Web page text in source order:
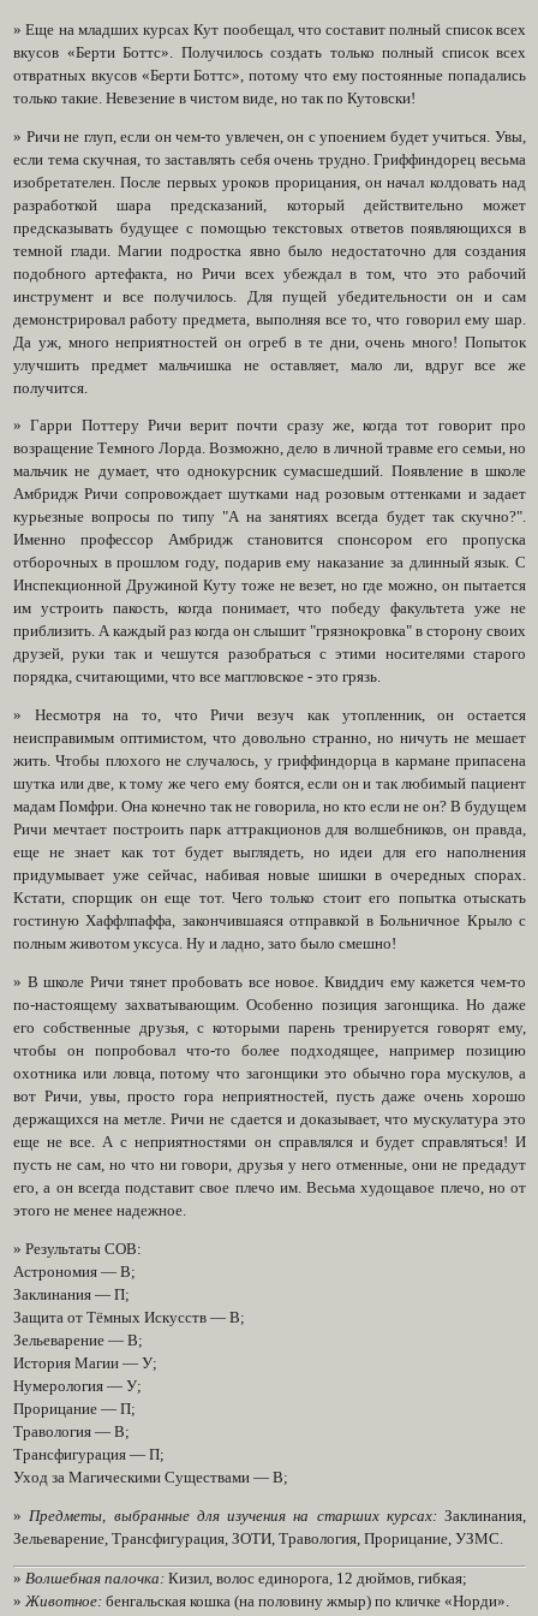
» Еще на младших курсах Кут пообещал, что составит полный список всех
вкусов «Берти Боттс». Получилось создать только полный список всех
отвратных вкусов «Берти Боттс», потому что ему постоянные попадались
только такие. Невезение в чистом виде, но так по Кутовски!
» Ричи не глуп, если он чем-то увлечен, он с упоением будет учиться. Увы,
если тема скучная, то заставлять себя очень трудно. Гриффиндорец весьма
изобретателен. После первых уроков прорицания, он начал колдовать над
разработкой шара предсказаний, который действительно может
предсказывать будущее с помощью текстовых ответов появляющихся в
темной глади. Магии подростка явно было недостаточно для создания
подобного артефакта, но Ричи всех убеждал в том, что это рабочий
инструмент и все получилось. Для пущей убедительности он и сам
демонстрировал работу предмета, выполняя все то, что говорил ему шар.
Да уж, много неприятностей он огреб в те дни, очень много! Попыток
улучшить предмет мальчишка не оставляет, мало ли, вдруг все же
получится.
» Гарри Поттеру Ричи верит почти сразу же, когда тот говорит про
возращение Темного Лорда. Возможно, дело в личной травме его семьи, но
мальчик не думает, что однокурсник сумасшедший. Появление в школе
Амбридж Ричи сопровождает шутками над розовым оттенками и задает
курьезные вопросы по типу "А на занятиях всегда будет так скучно?".
Именно профессор Амбридж становится спонсором его пропуска
отборочных в прошлом году, подарив ему наказание за длинный язык. С
Инспекционной Дружиной Куту тоже не везет, но где можно, он пытается
им устроить пакость, когда понимает, что победу факультета уже не
приблизить. А каждый раз когда он слышит "грязнокровка" в сторону своих
друзей, руки так и чешутся разобраться с этими носителями старого
порядка, считающими, что все маггловское - это грязь.
» Несмотря на то, что Ричи везуч как утопленник, он остается
неисправимым оптимистом, что довольно странно, но ничуть не мешает
жить. Чтобы плохого не случалось, у гриффиндорца в кармане припасена
шутка или две, к тому же чего ему боятся, если он и так любимый пациент
мадам Помфри. Она конечно так не говорила, но кто если не он? В будущем
Ричи мечтает построить парк аттракционов для волшебников, он правда,
еще не знает как тот будет выглядеть, но идеи для его наполнения
придумывает уже сейчас, набивая новые шишки в очередных спорах.
Кстати, спорщик он еще тот. Чего только стоит его попытка отыскать
гостиную Хаффлпаффа, закончившаяся отправкой в Больничное Крыло с
полным животом уксуса. Ну и ладно, зато было смешно!
» В школе Ричи тянет пробовать все новое. Квиддич ему кажется чем-то
по-настоящему захватывающим. Особенно позиция загонщика. Но даже
его собственные друзья, с которыми парень тренируется говорят ему,
чтобы он попробовал что-то более подходящее, например позицию
охотника или ловца, потому что загонщики это обычно гора мускулов, а
вот Ричи, увы, просто гора неприятностей, пусть даже очень хорошо
держащихся на метле. Ричи не сдается и доказывает, что мускулатура это
еще не все. А с неприятностями он справлялся и будет справляться! И
пусть не сам, но что ни говори, друзья у него отменные, они не предадут
его, а он всегда подставит свое плечо им. Весьма худощавое плечо, но от
этого не менее надежное.
» Результаты СОВ:
Астрономия — В;
Заклинания — П;
Защита от Тёмных Искусств — В;
Зельеварение — В;
История Магии — У;
Нумерология — У;
Прорицание — П;
Травология — В;
Трансфигурация — П;
Уход за Магическими Существами — В;
» Предметы, выбранные для изучения на старших курсах:Заклинания,
Зельеварение, Трансфигурация, ЗОТИ, Травология, Прорицание, УЗМС.
» Волшебная палочка: Кизил, волос единорога, 12 дюймов, гибкая;
» Животное: бенгальская кошка (на половину жмыр) по кличке «Норди».